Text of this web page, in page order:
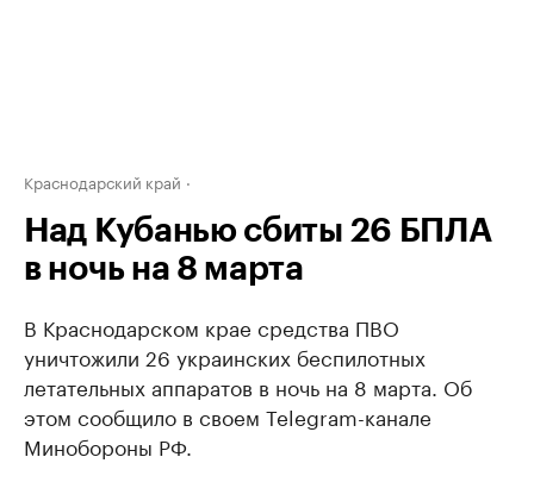
Краснодарский край
Над Кубанью сбиты 26 БПЛА
в ночь на 8 марта
В Краснодарском крае средства ПВО
уничтожили 26 украинских беспилотных
летательных аппаратов в ночь на 8 марта. Об
этом сообщило в своем Telegram-канале
Минобороны РФ.